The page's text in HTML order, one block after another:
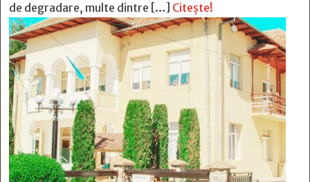
de degradare, multe dintre […] Citește!